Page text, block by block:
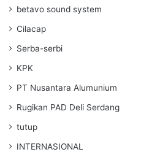
betavo sound system
Cilacap
Serba-serbi
KPK
PT Nusantara Alumunium
Rugikan PAD Deli Serdang
tutup
INTERNASIONAL